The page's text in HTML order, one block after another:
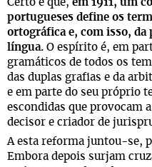
Certo é que, em 1911, um
portugueses define os
ortográfica e, com isso,
língua. O espírito é, em
gramáticos de todos os
das duplas grafias e da
e em parte do seu próprio
escondidas que provocam
decisor e criador de
A esta reforma juntou-se,
Embora depois surjam